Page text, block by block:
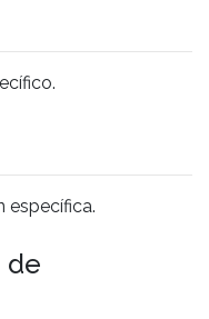
específica.
de